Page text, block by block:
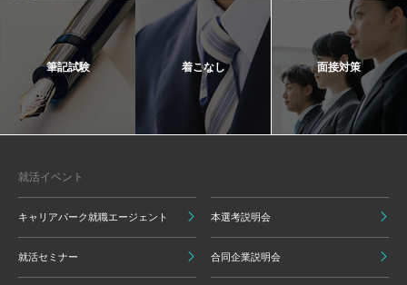
筆記試験 着こなし 面接対策
就活イベント
キャリアパーク就職エージェント 本選考説明会
就活セミナー 合同企業説明会